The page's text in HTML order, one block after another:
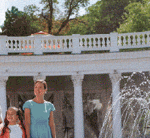
безобидно, будто
внутри у неё тяжёлые
не место в земле. Если
разрушится, а
телефонов, ноутбуков и
могут повреждаться,
складывать их в